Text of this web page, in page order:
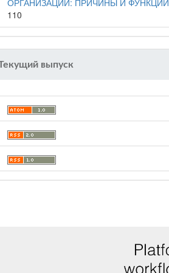
110
выпуск